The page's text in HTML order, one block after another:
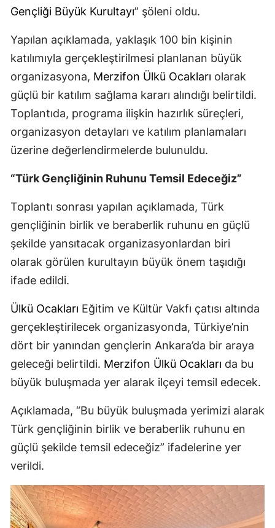
Gençliği Büyük Kurultayı” şöleni oldu.
Yapılan açıklamada, yaklaşık 100 bin kişinin
katılımıyla gerçekleştirilmesi planlanan büyük
organizasyona, Merzifon Ülkü Ocakları olarak
güçlü bir katılım sağlama kararı alındığı belirtildi.
Toplantıda, programa ilişkin hazırlık süreçleri,
organizasyon detayları ve katılım planlamaları
üzerine değerlendirmelerde bulunuldu.
“Türk Gençliğinin Ruhunu Temsil Edeceğiz”
Toplantı sonrası yapılan açıklamada, Türk
gençliğinin birlik ve beraberlik ruhunu en güçlü
şekilde yansıtacak organizasyonlardan biri
olarak görülen kurultayın büyük önem taşıdığı
ifade edildi.
Ülkü Ocakları Eğitim ve Kültür Vakfı çatısı altında
gerçekleştirilecek organizasyonda, Türkiye’nin
dört bir yanından gençlerin Ankara’da bir araya
geleceği belirtildi. Merzifon Ülkü Ocakları da bu
büyük buluşmada yer alarak ilçeyi temsil edecek.
Açıklamada, “Bu büyük buluşmada yerimizi alarak
Türk gençliğinin birlik ve beraberlik ruhunu en
güçlü şekilde temsil edeceğiz” ifadelerine yer
verildi.